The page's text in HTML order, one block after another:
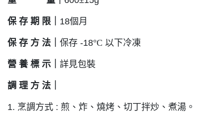
保 存 期 限 18個月
保 存 方 法 保存 -18°C 以下冷凍
營 養 標 示 詳見包裝
調 理 方 法
1. 烹調方式 : 煎、炸、燒烤、切丁拌炒、煮湯。